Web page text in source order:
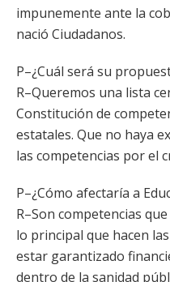
impunemente ante la
nació Ciudadanos.
P–¿Cuál será su
R–Queremos una lista
Constitución de
estatales. Que no haya
las competencias por el
P–¿Cómo afectaría a
R–Son competencias
lo principal que hacen
estar garantizado
dentro de la sanidad